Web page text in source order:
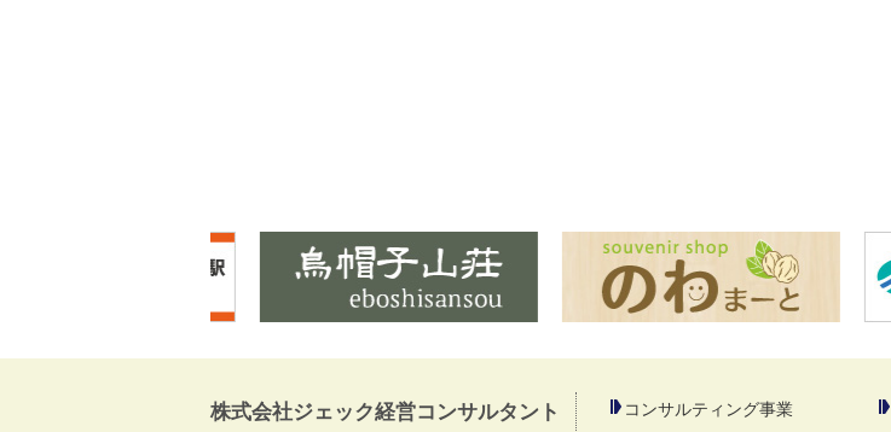
株式会社ジェック経営コンサルタント
コンサルティング事業